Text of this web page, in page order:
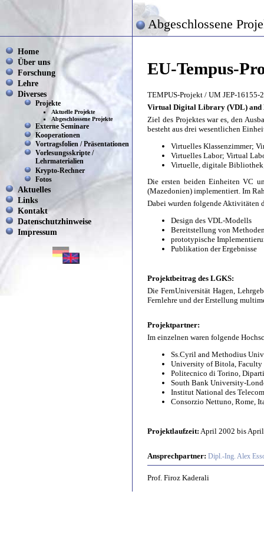
Abgeschlossene
Home
Über uns
Forschung
Lehre
Diverses
Projekte
Aktuelle Projekte
Abgeschlossene Projekte
Externe Seminare
Kooperationen
Vortragsfolien / Präsentationen
Vorlesungsskripte /
Lehrmaterialien
Krypto-Rechner
Fotos
Aktuelles
Links
Kontakt
Datenschutzhinweise
Impressum
EU-Tempus-
TEMPUS-Projekt / UM JEP-16155-
Virtual Digital Library (VDL) and
Ziel des Projektes war es, den
besteht aus drei wesentlichen
Virtuelles Klassenzimmer;
Virtuelles Labor; Virtual
Virtuelle, digitale
Die ersten beiden Einheiten VC
(Mazedonien) implementiert. Im
Dabei wurden folgende Aktivitäten
Design des VDL-Modells
Bereitstellung von
prototypische
Publikation der Ergebnisse
Projektbeitrag des LGKS:
Die FernUniversität Hagen,
Fernlehre und der Erstellung
Projektpartner:
Im einzelnen waren folgende
Ss.Cyril and Methodius
University of Bitola, Faculty
Politecnico di Torino,
South Bank University-
Institut National des
Consorzio Nettuno, Rome,
Projektlaufzeit: April 2002 bis
Ansprechpartner: Dipl.-Ing. Alex
Prof. Firoz Kaderali